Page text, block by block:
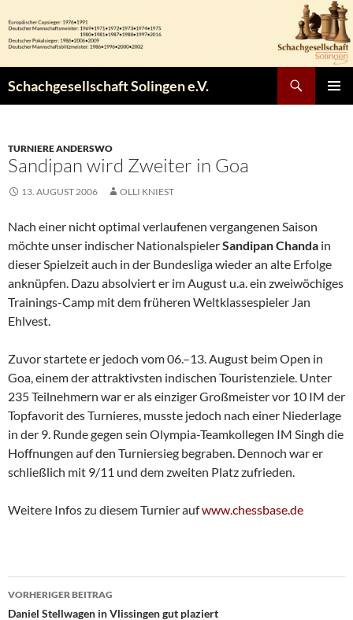
Inhalt
springen
Schachgesellschaft Solingen e.V.
TURNIERE ANDERSWO
Sandipan wird Zweiter in Goa
13. AUGUST 2006 OLLI KNIEST
Nach einer nicht optimal verlaufenen vergangenen Saison
möchte unser indischer NationalspielerSandipan Chanda in
dieser Spielzeit auch in der Bundesliga wieder an alte Erfolge
anknüpfen. Dazu absolviert er im August u.a. ein zweiwöchiges
Trainings-Camp mit dem früheren Weltklassespieler Jan
Ehlvest.
Zuvor startete er jedoch vom 06.–13. August beim Open in
Goa, einem der attraktivsten indischen Touristenziele. Unter
235 Teilnehmern war er als einziger Großmeister vor 10 IM der
Topfavorit des Turnieres, musste jedoch nach einer Niederlage
in der 9. Runde gegen sein Olympia-Teamkollegen IM Singh die
Hoffnungen auf den Turniersieg begraben. Dennoch war er
schließlich mit 9/11 und dem zweiten Platz zufrieden.
Weitere Infos zu diesem Turnier aufwww.chessbase.de
Beitragsnavigation
VORHERIGER BEITRAG
Daniel Stellwagen in Vlissingen gut plaziert